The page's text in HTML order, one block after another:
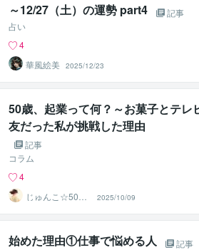
～12/27（土）の運勢 part4
記事
占い
4
華風絵美 2025/12/23
50歳、起業って何？～お菓子とテレ
友だった私が挑戦した理由
記事
コラム
4
じゅんこ☆50代
の心を整える案
内人
2025/10/09
始めた理由①仕事で悩める人
記事